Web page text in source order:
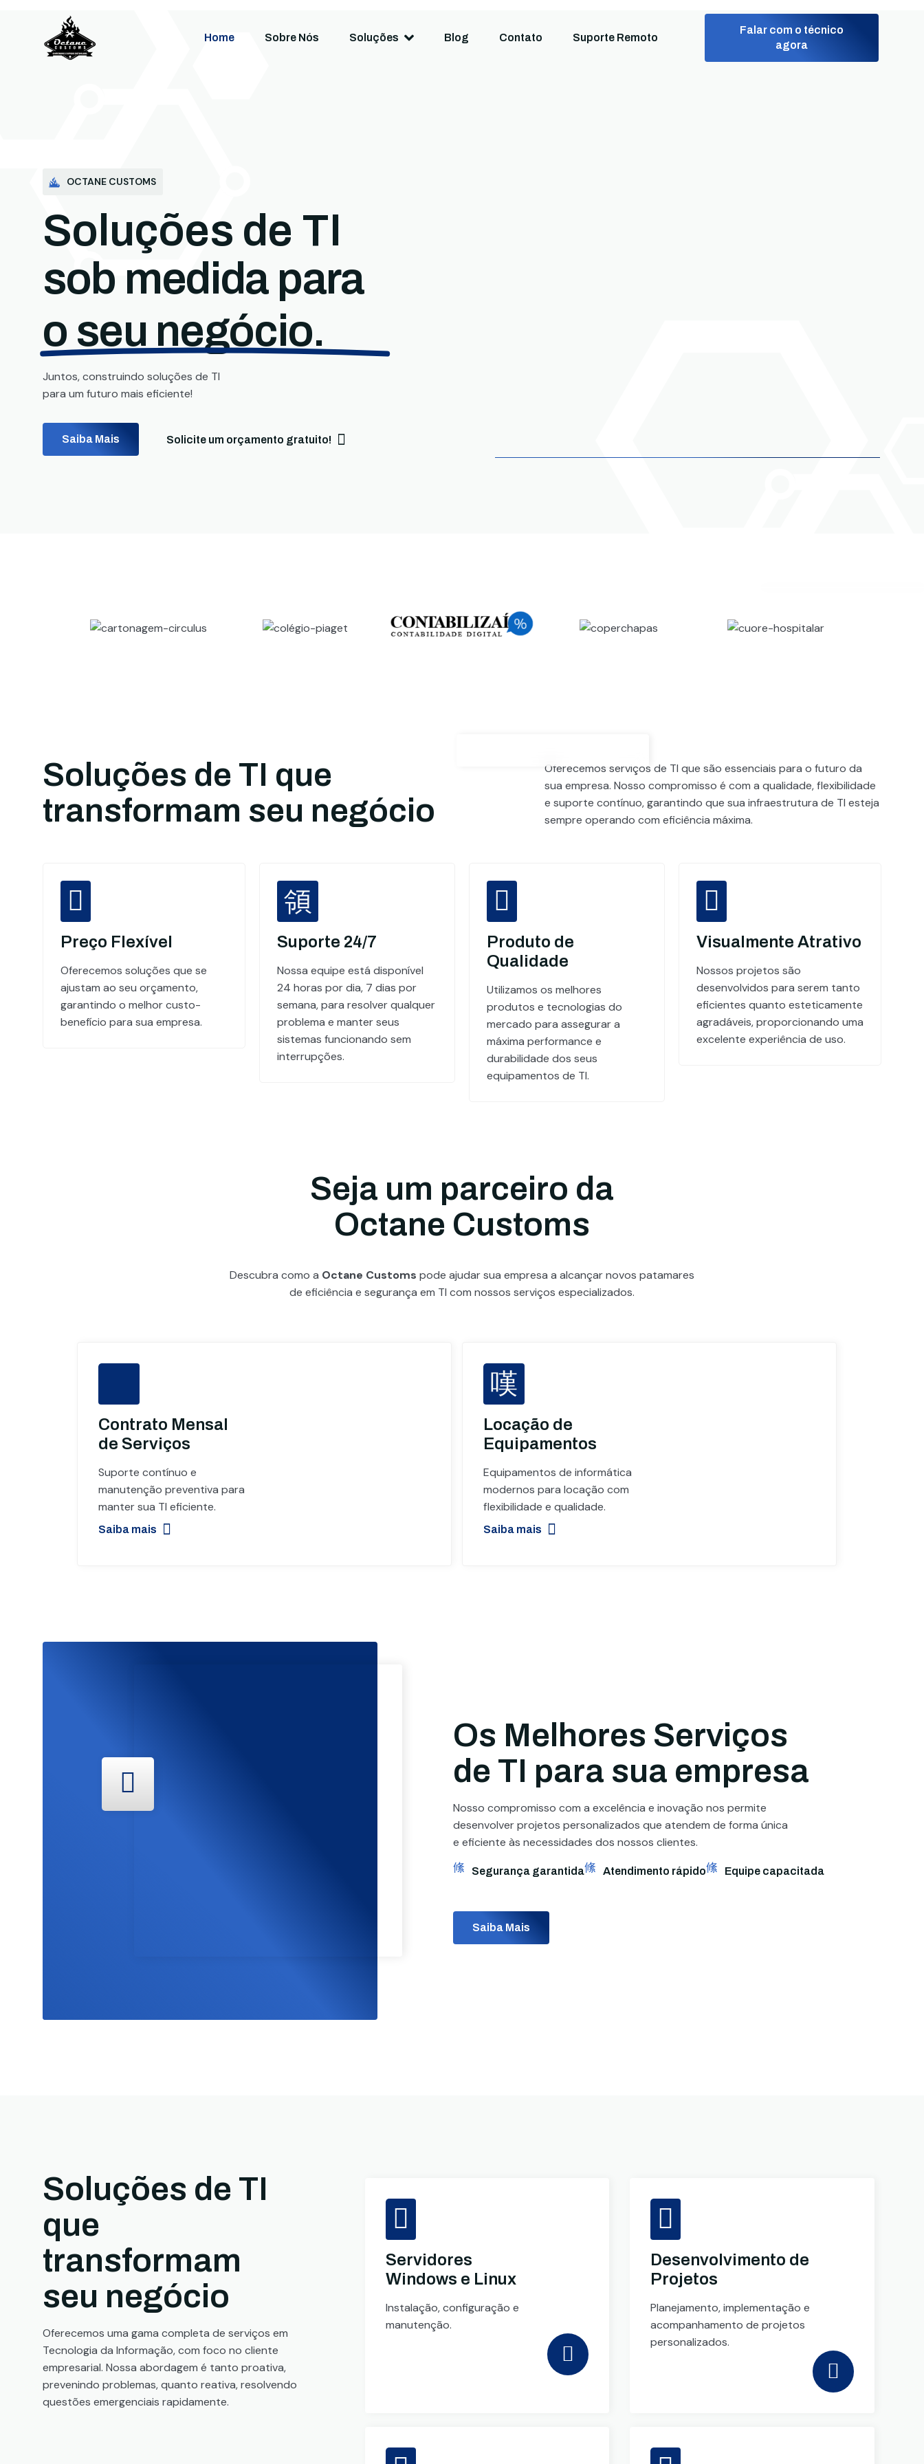
Home Sobre Nós Soluções Blog Contato Suporte Remoto
Falar com o técnico
agora
OCTANE CUSTOMS
Soluções de TI
sob medida para
o seu negócio.
Juntos, construindo soluções de TI
para um futuro mais eficiente!
Saiba Mais Solicite um orçamento gratuito!
Soluções de TI que
transformam seu negócio
Oferecemos serviços de TI que são essenciais para o futuro da
sua empresa. Nosso compromisso é com a qualidade, flexibilidade
e suporte contínuo, garantindo que sua infraestrutura de TI esteja
sempre operando com eficiência máxima.
Preço Flexível
Oferecemos soluções que se
ajustam ao seu orçamento,
garantindo o melhor custo-
benefício para sua empresa.
Suporte 24/7
Nossa equipe está disponível
24 horas por dia, 7 dias por
semana, para resolver qualquer
problema e manter seus
sistemas funcionando sem
interrupções.
Produto de
Qualidade
Utilizamos os melhores
produtos e tecnologias do
mercado para assegurar a
máxima performance e
durabilidade dos seus
equipamentos de TI.
Visualmente Atrativo
Nossos projetos são
desenvolvidos para serem tanto
eficientes quanto esteticamente
agradáveis, proporcionando uma
excelente experiência de uso.
Seja um parceiro da
Octane Customs
Descubra como a Octane Customs pode ajudar sua empresa a alcançar novos patamares
de eficiência e segurança em TI com nossos serviços especializados.
Contrato Mensal
de Serviços
Suporte contínuo e
manutenção preventiva para
manter sua TI eficiente.
Saiba mais
Locação de
Equipamentos
Equipamentos de informática
modernos para locação com
flexibilidade e qualidade.
Saiba mais
Os Melhores Serviços
de TI para sua empresa
Nosso compromisso com a excelência e inovação nos permite
desenvolver projetos personalizados que atendem de forma única
e eficiente às necessidades dos nossos clientes.
Segurança garantida Atendimento rápido Equipe capacitada
Saiba Mais
Soluções de TI
que
transformam
seu negócio
Oferecemos uma gama completa de serviços em
Tecnologia da Informação, com foco no cliente
empresarial. Nossa abordagem é tanto proativa,
prevenindo problemas, quanto reativa, resolvendo
questões emergenciais rapidamente.
Servidores
Windows e Linux
Instalação, configuração e
manutenção.
Desenvolvimento de
Projetos
Planejamento, implementação e
acompanhamento de projetos
personalizados.